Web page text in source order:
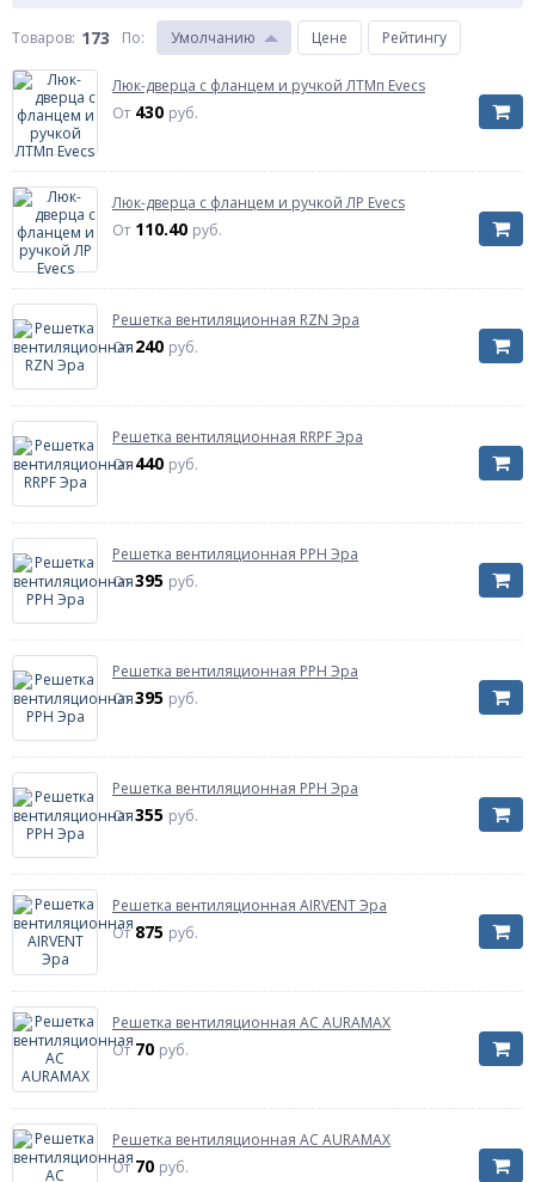
Товаров: 173 По: Умолчанию Цене Рейтингу
Люк-дверца с фланцем и ручкой ЛТМп Evecs
От 430 руб.
Люк-дверца с фланцем и ручкой ЛР Evecs
От 110.40 руб.
Решетка вентиляционная RZN Эра
От240 руб.
Решетка вентиляционная RRPF Эра
От440 руб.
Решетка вентиляционная РРН Эра
От395 руб.
Решетка вентиляционная РРН Эра
От395 руб.
Решетка вентиляционная РРН Эра
От355 руб.
Решетка вентиляционная AIRVENT Эра
От875 руб.
Решетка вентиляционная AC AURAMAX
От70 руб.
Решетка вентиляционная AC AURAMAX
От70 руб.